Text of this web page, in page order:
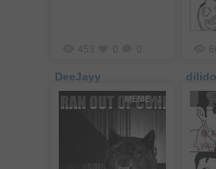
453
DeeJayy
MEME/ 1